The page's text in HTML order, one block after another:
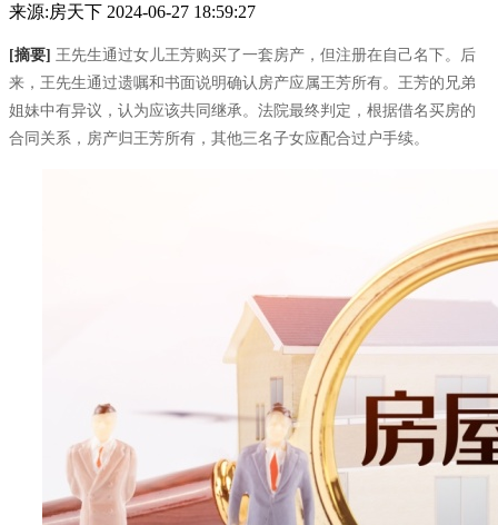
来源:房天下 2024-06-27 18:59:27
[摘要] 王先生通过女儿王芳购买了一套房产，但注册在自己名下。后
来，王先生通过遗嘱和书面说明确认房产应属王芳所有。王芳的兄弟
姐妹中有异议，认为应该共同继承。法院最终判定，根据借名买房的
合同关系，房产归王芳所有，其他三名子女应配合过户手续。